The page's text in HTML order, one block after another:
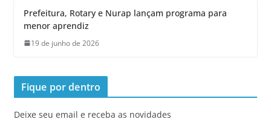
Prefeitura, Rotary e Nurap lançam programa para
menor aprendiz
19 de junho de 2026
Fique por dentro
Deixe seu email e receba as novidades